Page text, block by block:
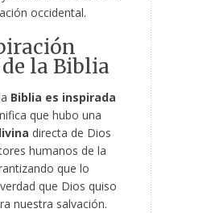
occidental.
la Biblia
Biblia es inspirada
que hubo una
directa de Dios
humanos de la
que lo
que Dios quiso
nuestra salvación.